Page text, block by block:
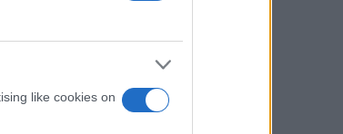
like cookies on
I nostri cari